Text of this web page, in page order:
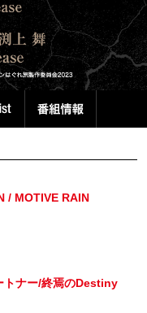
/ MOTIVE RAIN
トナー/終焉のDestiny